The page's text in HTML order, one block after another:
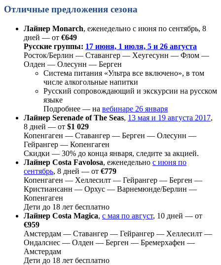
Отличные предложения сезона
Лайнер Monarch, еженедельно с июня по сентябрь, 8
дней ― от €649
Русские группы: 17 июня, 1 июля, 5 и 26 августа
Росток/Берлин ― Ставангер ― Хеугесунн ― Флом ―
Олден ― Олесунн ― Берген
Система питания «Ультра все включено», в том
числе алкогольные напитки
Русский сопровождающий и экскурсии на русском
языке
Подробнее ― на вебинаре 26 января
Лайнер Serenade of The Seas, 13 мая и 19 августа 2017,
8 дней ― от $1 029
Копенгаген ― Ставангер ― Берген ― Олесунн ―
Гейрангер ― Копенгаген
Скидки ― 30% до конца января, следите за акцией.
Лайнер Costa Favolosa, еженедельно с июня по
сентябрь, 8 дней ― от €779
Копенгаген ― Хеллесилт ― Гейрангер ― Берген ―
Кристиансанн ― Орхус ― Варнемюнде/Берлин ―
Копенгаген
Дети до 18 лет бесплатно
Лайнер Costa Magica, с мая по август, 10 дней ― от
€959
Амстердам ― Ставангер ― Гейрангер ― Хеллесилт ―
Ондалснес ― Олден ― Берген ― Бремерхафен ―
Амстердам
Дети до 18 лет бесплатно